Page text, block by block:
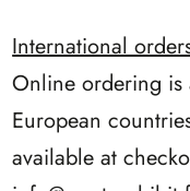
International
Online ordering is
European
available at